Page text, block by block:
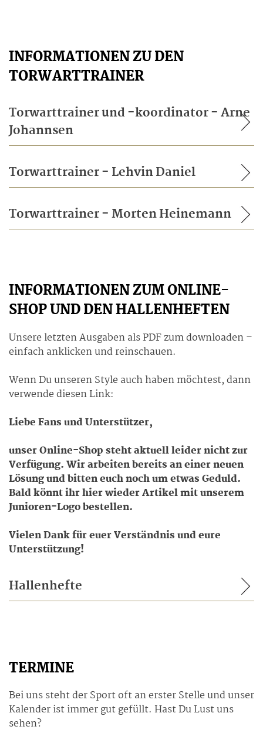
INFORMATIONEN ZU DEN
TORWARTTRAINER
Torwarttrainer und -koordinator - Arne
Johannsen
Torwarttrainer - Lehvin Daniel
Torwarttrainer - Morten Heinemann
INFORMATIONEN ZUMONLINE-
SHOP UND DEN HALLENHEFTEN
Unsere letzten Ausgaben als PDF zum downloaden –
einfach anklicken und reinschauen.
Wenn Du unseren Style auch haben möchtest, dann
verwende diesen Link:
Liebe Fans und Unterstützer,
unser Online-Shop steht aktuell leider nicht zur
Verfügung. Wir arbeiten bereits an einer neuen
Lösung und bitten euch noch um etwas Geduld.
Bald könnt ihr hier wieder Artikel mit unserem
Junioren-Logo bestellen.
Vielen Dank für euer Verständnis und eure
Unterstützung!
Hallenhefte
TERMINE
Bei uns steht der Sport oft an erster Stelle und unser
Kalender ist immer gut gefüllt. Hast Du Lust uns
sehen?